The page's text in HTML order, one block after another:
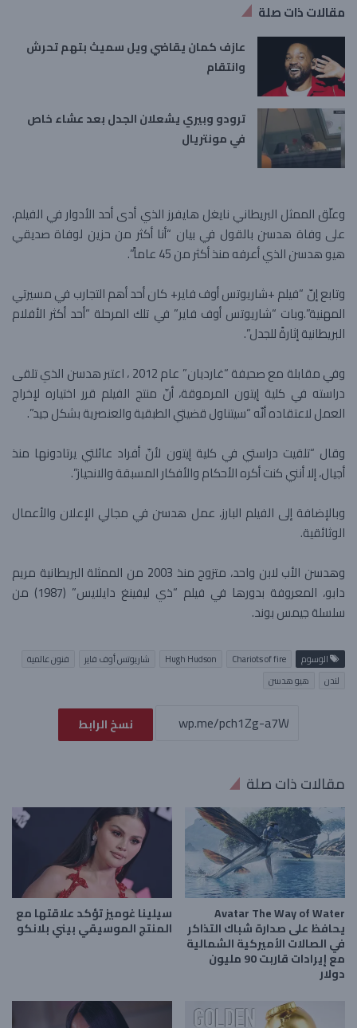
مقالات ذات صلة
عازف كمان يقاضي ويل سميث بتهم تحرش
وانتقام
ترودو وبيري يشعلان الجدل بعد عشاء خاص
في مونتريال
وعلّق الممثل البريطاني نايغل هايفرز الذي أدى أحد الأدوار في الفيلم،
على وفاة هدسن بالقول في بيان “أنا أكثر من حزين لوفاة صديقي
هيو هدسن الذي أعرفه منذ أكثر من 45 عاماً”.
وتابع إنّ “فيلم +شاريوتس أوف فاير+ كان أحد أهم التجارب في مسيرتي
المهنية”.وبات “شاريوتس أوف فاير” في تلك المرحلة “أحد أكثر الأفلام
البريطانية إثارةً للجدل”.
وفي مقابلة مع صحيفة “غارديان” عام 2012 ، اعتبر هدسن الذي تلقى
دراسته في كلية إيتون المرموقة، أنّ منتج الفيلم قرر اختياره لإخراج
العمل لاعتقاده أنّه “سيتناول قضيتي الطبقية والعنصرية بشكل جيد”.
وقال “تلقيت دراستي في كلية إيتون لأنّ أفراد عائلتي يرتادونها منذ
أجيال، إلا أنني كنت أكره الأحكام والأفكار المسبقة والانحياز”.
وبالإضافة إلى الفيلم البارز، عمل هدسن في مجالي الإعلان والأعمال
الوثائقية.
وهدسن الأب لابن واحد، متزوج منذ 2003 من الممثلة البريطانية مريم
دابو، المعروفة بدورها في فيلم “ذي ليفينغ دايلايس” (1987) من
سلسلة جيمس بوند.
الوسوم Chariots of fire
Hugh Hudson شاريوتس أوف فاير
فنون عالمية
لندن
هيو هدسن
نسخ الرابط
مقالات ذات صلة
Avatar The Way of Water
يحافظ على صدارة شباك التذاكر
في الصالات الأميركية الشمالية
مع إيرادات قاربت 90 مليون
دولار
سيلينا غوميز تؤكد علاقتها مع
المنتج الموسيقي بيني بلانكو